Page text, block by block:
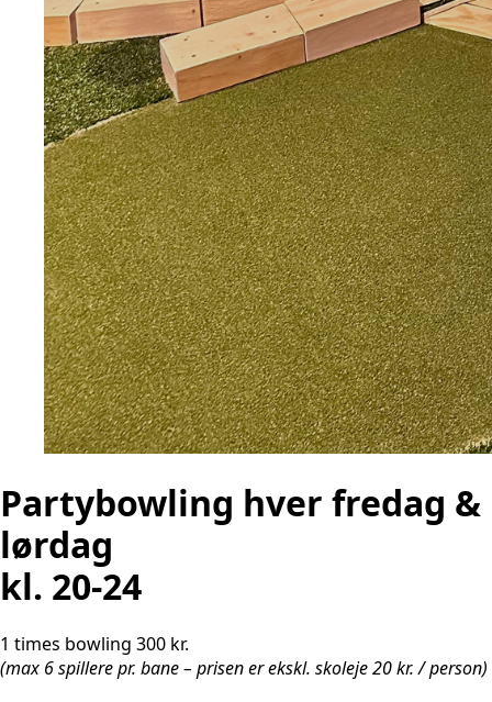
Partybowling hver fredag &
lørdag
kl. 20-24
1 times bowling 300 kr.
(max 6 spillere pr. bane – prisen er ekskl. skoleje 20 kr. / person)